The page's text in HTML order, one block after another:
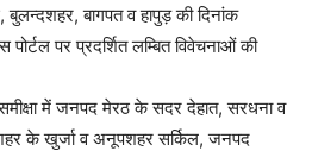
बागपत व हापुड़ की दिनांक
पर प्रदर्शित लम्बित विवेचनाओं की
में जनपद मेरठ के सदर देहात, सरधना व
के खुर्जा व अनूपशहर सर्किल, जनपद